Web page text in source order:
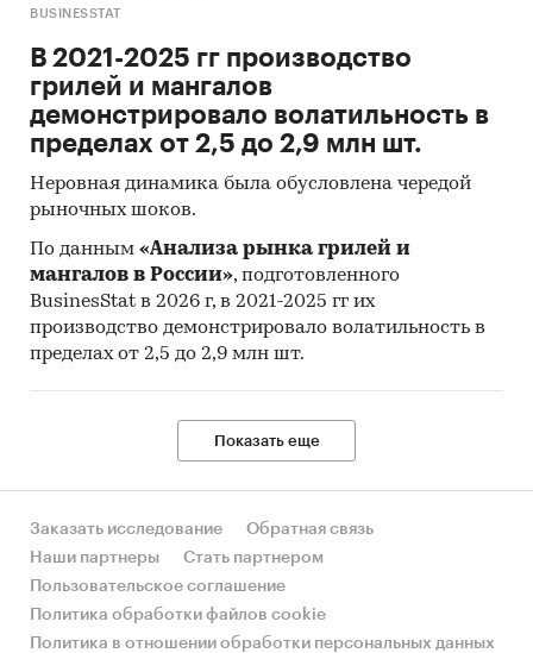
BUSINESSTAT
В 2021-2025 гг производство
грилей и мангалов
демонстрировало волатильность в
пределах от 2,5 до 2,9 млн шт.
Неровная динамика была обусловлена чередой
рыночных шоков.
По данным «Анализа рынка грилей и
мангалов в России», подготовленного
BusinesStat в 2026 г, в 2021-2025 гг их
производство демонстрировало волатильность в
пределах от 2,5 до 2,9 млн шт.
Показать еще
Заказать исследование
Обратная связь
Наши партнеры
Стать партнером
Пользовательское соглашение
Политика обработки файлов cookie
Политика в отношении обработки персональных данных